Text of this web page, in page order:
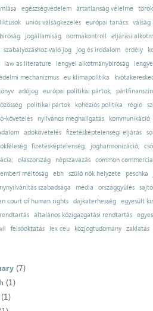
egészségvédelem ártatlanság vélelme
uniós válságkezelés európai tanács válság
jogállamiság normakontroll
eljárási
szabályozáshoz való jog jog és irodalom erdély
law as literature lengyel alkotmánybíróság
mechanizmus
eu klímapolitika
adójog európai politikai pártok;
politikai pártok kohéziós politika régió
követelés nyilvános meghallgatás
kommunikáció
adókövetelés fizetésképtelenségi eljárás
fizetésképtelenség; jogharmonizáció;
olaszország népszavazás common
emberi méltóság ebh szülő nők helyzete
peschka
szabadsága média országgyűlés
court of human rights dajkaterhesség
egyesült
általános közigazgatási rendtartás
felsőoktatás lex ceu közjogtudomány zaklatás
(7)
(1)
(1)